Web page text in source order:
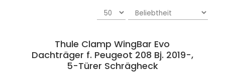
Thule Clamp WingBar Evo
Dachträger f. Peugeot 208 Bj. 2019-,
5-Türer Schrägheck